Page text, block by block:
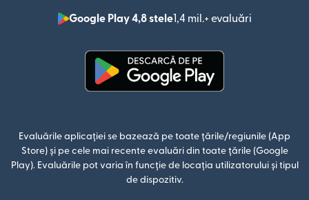
Google Play 4,8 stele1,4 mil.+ evaluări
(se
Evaluările aplicației se bazează pe toate țările/regiunile (App
Store) și pe cele mai recente evaluări din toate țările (Google
Play). Evaluările pot varia în funcție de locația utilizatorului și tipul
de dispozitiv.